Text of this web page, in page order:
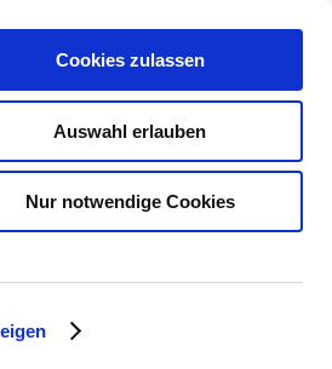
Cookies zulassen
Auswahl erlauben
Nur notwendige Cookies